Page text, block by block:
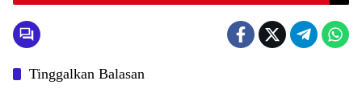
Tinggalkan Balasan